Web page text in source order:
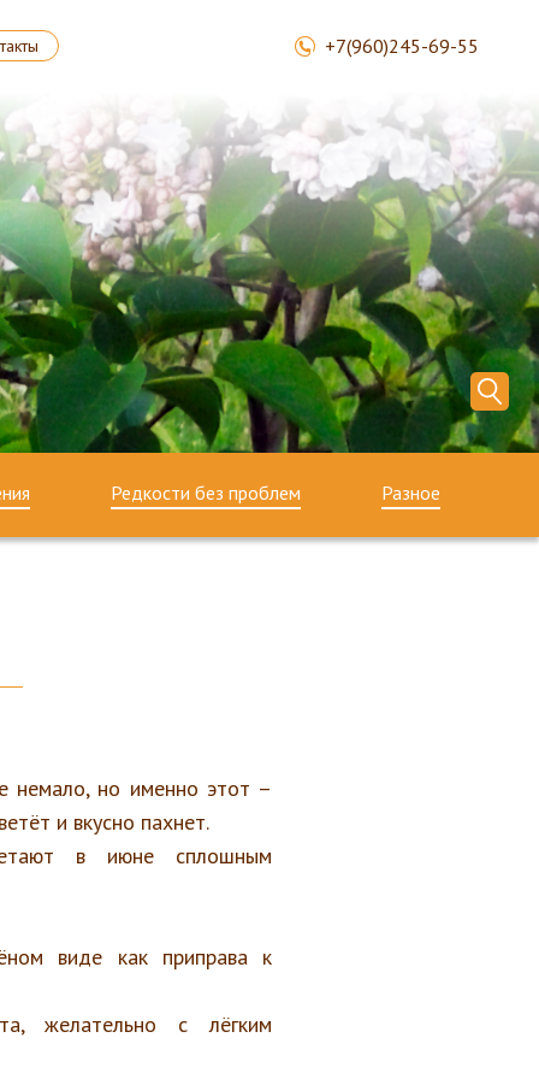
+7(960)245-69-55
Редкости без проблем Разное
немало, но именно этот –
и вкусно пахнет.
в июне сплошным
виде как приправа к
желательно с лёгким